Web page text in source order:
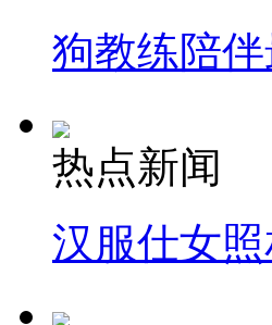
狗教练陪
热点新闻
汉服仕女